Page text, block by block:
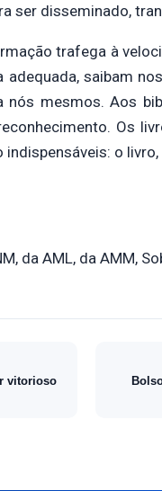
ser disseminado,
trafega à
saibam
mesmos. Aos
Os
o
da AML, da AMM,
vitorioso